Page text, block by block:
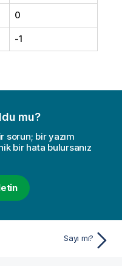
0
-1
mu?
sorun; bir yazım
bir hata bulursanız
Sayı mı?